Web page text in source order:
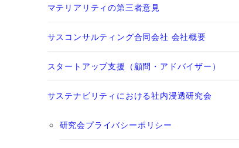
マテリアリティの第三者意見
サスコンサルティング合同会社 会社概要
スタートアップ支援（顧問・アドバイザー）
サステナビリティにおける社内浸透研究会
研究会プライバシーポリシー